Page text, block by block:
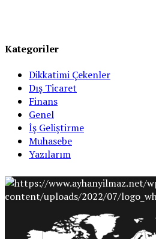
Kategoriler
Dikkatimi Çekenler
Dış Ticaret
Finans
Genel
İş Geliştirme
Muhasebe
Yazılarım